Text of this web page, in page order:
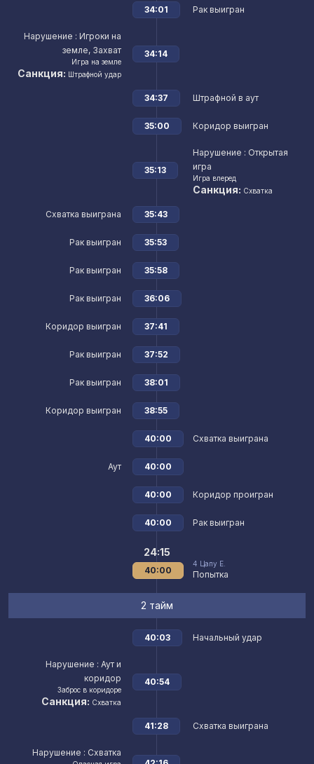
Рак выигран
34:01
Нарушение : Игроки на
земле, Захват
Игра на земле
Санкция: Штрафной удар
34:14
Штрафной в аут
34:37
Коридор выигран
35:00
Нарушение : Открытая
игра
Игра вперед
Санкция: Схватка
35:13
Схватка выиграна 35:43
Рак выигран 35:53
Рак выигран 35:58
Рак выигран 36:06
Коридор выигран 37:41
Рак выигран 37:52
Рак выигран 38:01
Коридор выигран 38:55
Схватка выиграна
40:00
Аут 40:00
Коридор проигран
40:00
Рак выигран
40:00
4 Цапу Е.
Попытка
24:15
40:00
2 тайм
Начальный удар
40:03
Нарушение : Аут и
коридор
Заброс в коридоре
Санкция: Схватка
40:54
Схватка выиграна
41:28
Нарушение : Схватка